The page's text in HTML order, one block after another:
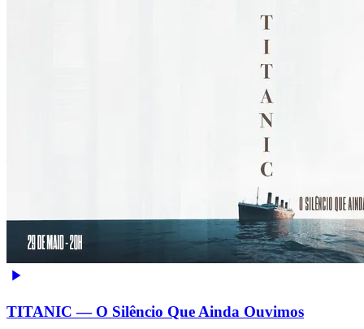
TITANIC — O Silêncio Que Ainda Ouvimos